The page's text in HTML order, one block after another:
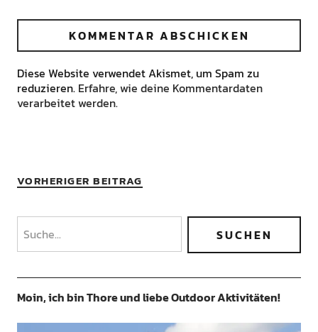
Diese Website verwendet Akismet, um Spam zu
reduzieren. Erfahre, wie deine Kommentardaten
verarbeitet werden.
VORHERIGER BEITRAG
Moin, ich bin Thore und liebe Outdoor Aktivitäten!